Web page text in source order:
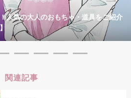
人気の大人のおもちゃ・道具をご紹介
関連記事